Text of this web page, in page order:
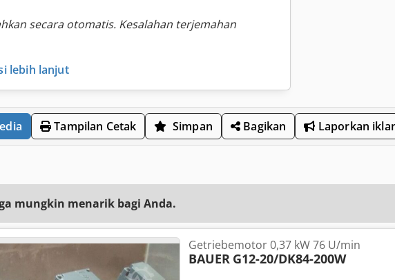
secara otomatis. Kesalahan terjemahan
lebih lanjut
Tampilan Cetak Simpan Bagikan Laporkan
mungkin menarik bagi Anda.
Getriebemotor 0,37 kW 76 U/min
BAUER G12-20/DK84-200W